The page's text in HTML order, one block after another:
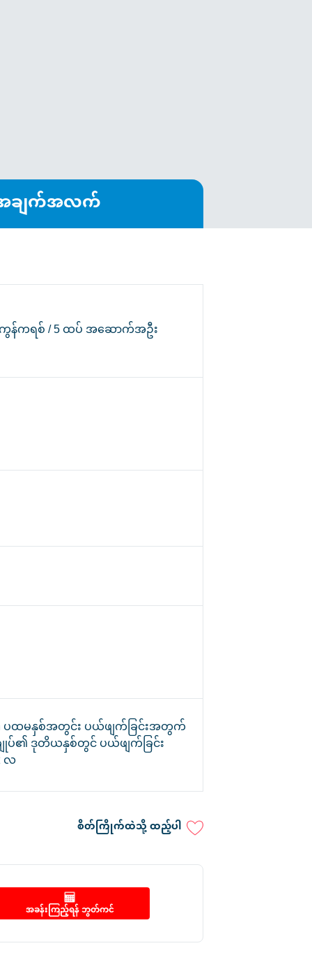
ချက်အလက်
န်ကရစ် / 5 ထပ် အဆောက်အဦး
ပထမနှစ်အတွင်း ပယ်ဖျက်ခြင်းအတွက်
ျုပ်၏ ဒုတိယနှစ်တွင် ပယ်ဖျက်ခြင်း
လ
စိတ်ကြိုက်ထဲသို့ ထည့်ပါ
အခန်းကြည့်ရန် ဘွတ်ကင်